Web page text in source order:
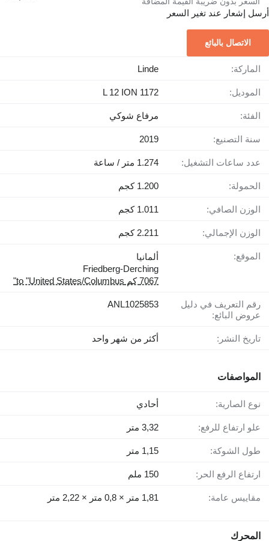
أرسل إشعار عند تغير السعر
الاتصال بالبائع
الماركة: Linde
الموديل: L 12 ION 1172
الفئة: مرفاع شوكي
سنة التصنيع: 2019
عدد ساعات التشغيل: 1.274 متر / ساعة
الحمولة: 1.200 كجم
الوزن الصافي: 1.011 كجم
الوزن الإجمالي: 2.211 كجم
الموقع:
ألمانيا
Friedberg-Derching
7067 كم to "United States/Columbus"
رقم التعريف في دليل
عروض البائع:
ANL1025853
تاريخ النشر: أكثر من شهر واحد
المواصفات
نوع الصارية: أحادي
علو ارتفاع للرفع: 3,32 متر
طول الشوكة: 1,15 متر
ارتفاع الرفع الحر: 150 ملم
مقاييس عامة: 1,81 متر × 0,8 متر × 2,22 متر
المحرك